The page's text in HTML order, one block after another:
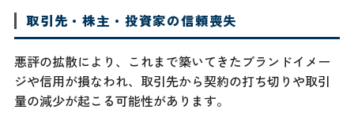
取引先・株主・投資家の信頼喪失
悪評の拡散により、これまで築いてきたブランドイメー
ジや信用が損なわれ、取引先から契約の打ち切りや取引
量の減少が起こる可能性があります。